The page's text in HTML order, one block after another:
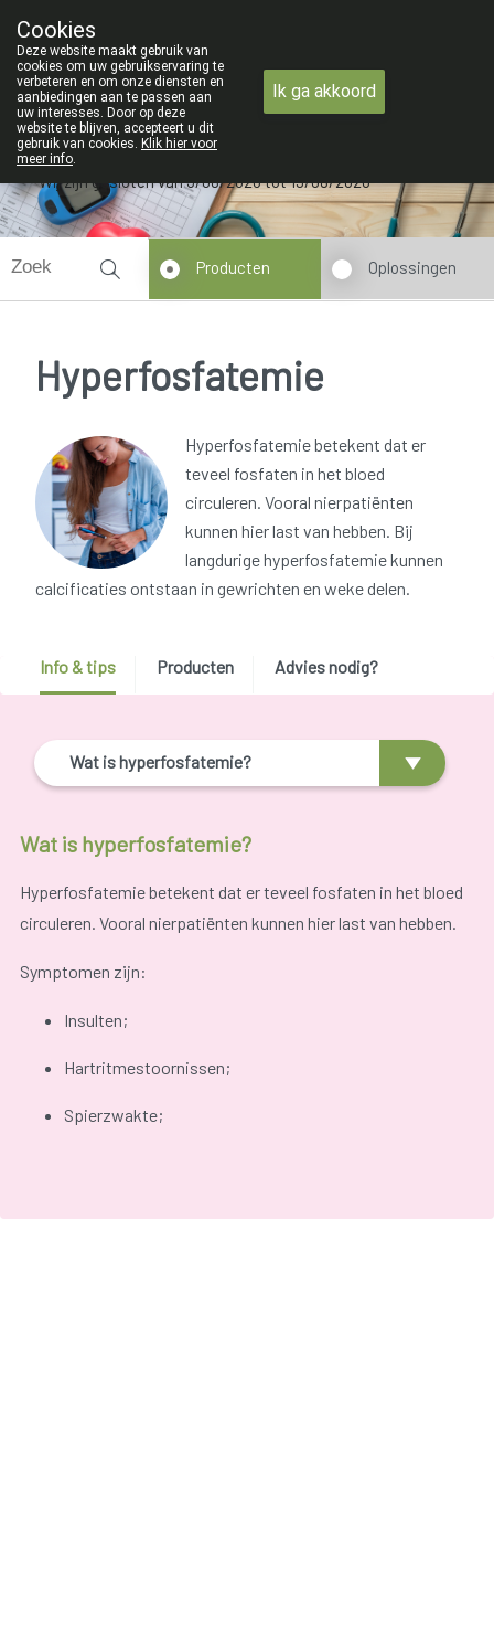
09 228 32 36
Wij zijn gesloten van 3/08/2026 tot 19/08/2026
Producten Oplossingen
Hyperfosfatemie
Hyperfosfatemie betekent dat er
teveel fosfaten in het bloed
circuleren. Vooral nierpatiënten
kunnen hier last van hebben. Bij
langdurige hyperfosfatemie kunnen
calcificaties ontstaan in gewrichten en weke delen.
Info & tips Producten Advies nodig?
Wat is hyperfosfatemie?
Wat is hyperfosfatemie?
Hyperfosfatemie betekent dat er teveel fosfaten in het bloed
circuleren. Vooral nierpatiënten kunnen hier last van hebben.
Symptomen zijn:
Insulten;
Hartritmestoornissen;
Spierzwakte;
Cookies
Deze website maakt gebruik van
cookies om uw gebruikservaring te
verbeteren en om onze diensten en
aanbiedingen aan te passen aan
uw interesses. Door op deze
website te blijven, accepteert u dit
gebruik van cookies. Klik hier voor
meer info.
Ik ga akkoord